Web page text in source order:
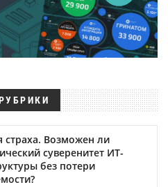
страха. Возможен ли
суверенитет ИТ-
без потери